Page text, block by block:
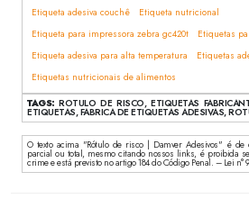
Etiqueta adesiva couchê
Etiqueta nutricional
Etiqueta para impressora zebra gc420t
Etiquetas
Etiqueta adesiva para alta temperatura
Etiquetas
Etiquetas nutricionais de alimentos
TAGS: ROTULO DE RISCO, ETIQUETAS
ETIQUETAS, FABRICA DE ETIQUETAS ADESIVAS,
O texto acima "Rótulo de risco | Damver Adesivos" é de
parcial ou total, mesmo citando nossos links, é proibida
crime e está previsto no artigo 184 do Código Penal. – Lei n°